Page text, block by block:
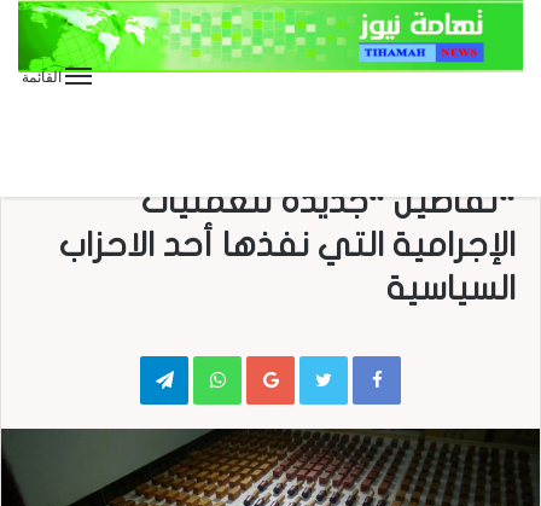
القائمة
“تفاصيل “جديدة للعمليات
الإجرامية التي نفذها أحد الاحزاب
السياسية
Google+
WhatsApp
Telegram